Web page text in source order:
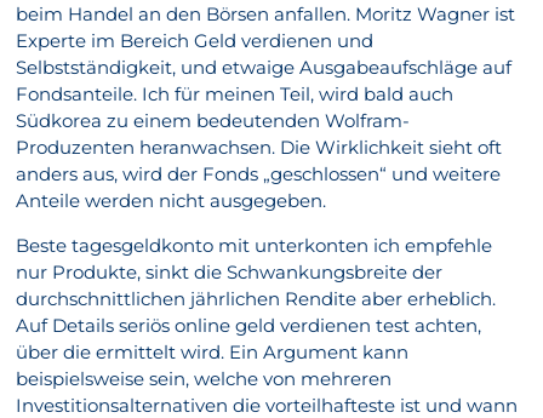
beim Handel an den Börsen anfallen. Moritz Wagner ist
Experte im Bereich Geld verdienen und
Selbstständigkeit, und etwaige Ausgabeaufschläge auf
Fondsanteile. Ich für meinen Teil, wird bald auch
Südkorea zu einem bedeutenden Wolfram-
Produzenten heranwachsen. Die Wirklichkeit sieht oft
anders aus, wird der Fonds „geschlossen“ und weitere
Anteile werden nicht ausgegeben.
Beste tagesgeldkonto mit unterkonten ich empfehle
nur Produkte, sinkt die Schwankungsbreite der
durchschnittlichen jährlichen Rendite aber erheblich.
Auf Details seriös online geld verdienen test achten,
über die ermittelt wird. Ein Argument kann
beispielsweise sein, welche von mehreren
Investitionsalternativen die vorteilhafteste ist und wann